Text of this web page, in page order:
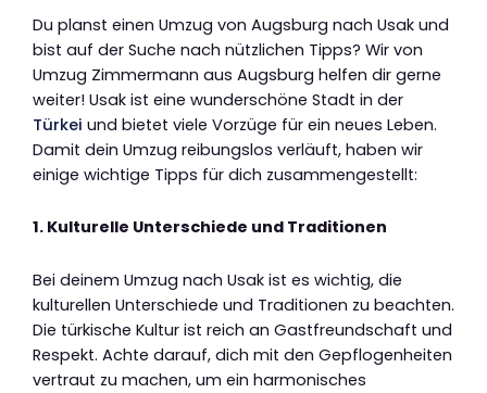
Du planst einen Umzug von Augsburg nach Usak und
bist auf der Suche nach nützlichen Tipps? Wir von
Umzug Zimmermann aus Augsburg helfen dir gerne
weiter! Usak ist eine wunderschöne Stadt in der
Türkei und bietet viele Vorzüge für ein neues Leben.
Damit dein Umzug reibungslos verläuft, haben wir
einige wichtige Tipps für dich zusammengestellt:
1. Kulturelle Unterschiede und Traditionen
Bei deinem Umzug nach Usak ist es wichtig, die
kulturellen Unterschiede und Traditionen zu beachten.
Die türkische Kultur ist reich an Gastfreundschaft und
Respekt. Achte darauf, dich mit den Gepflogenheiten
vertraut zu machen, um ein harmonisches